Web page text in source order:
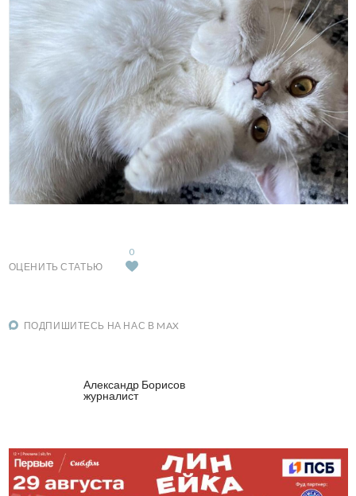
ОЦЕНИТЬ СТАТЬЮ
0
ПОДПИШИТЕСЬ НА НАС В MAX
Александр Борисов
журналист